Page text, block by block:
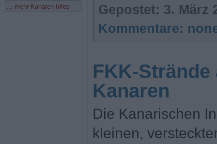
... mehr Kanaren-Infos
Gepostet: 3. März
Kommentare:
FKK-Strände
Kanaren
Die Kanarischen
kleinen,